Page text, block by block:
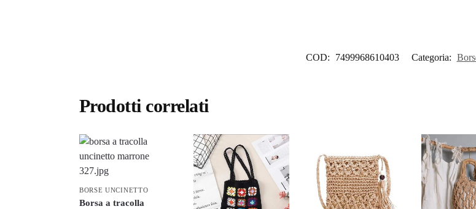
COD: 7499968610403 Categoria:
Prodotti correlati
BORSE UNCINETTO
Borsa a tracolla